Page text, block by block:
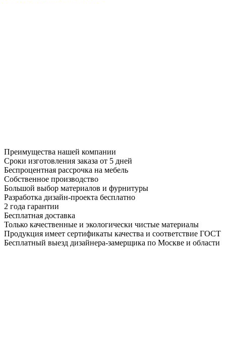
Преимущества нашей компании
Сроки изготовления заказа от 5 дней
Беспроцентная рассрочка на мебель
Собственное производство
Большой выбор материалов и фурнитуры
Разработка дизайн-проекта бесплатно
2 года гарантии
Бесплатная доставка
Только качественные и экологически чистые материалы
Продукция имеет сертификаты качества и соответствие ГОСТ
Бесплатный выезд дизайнера-замерщика по Москве и области